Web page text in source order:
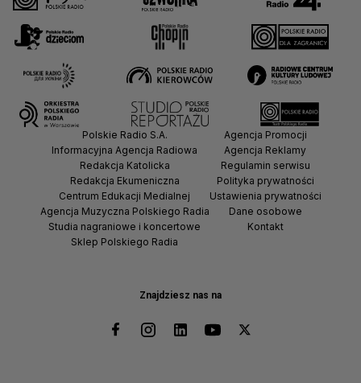
Znajdziesz nas na
Polskie Radio S.A.
Informacyjna Agencja Radiowa
Redakcja Katolicka
Redakcja Ekumeniczna
Centrum Edukacji Medialnej
Agencja Muzyczna Polskiego Radia
Studia nagraniowe i koncertowe
Sklep Polskiego Radia
Agencja Promocji
Agencja Reklamy
Regulamin serwisu
Polityka prywatności
Ustawienia prywatności
Dane osobowe
Kontakt